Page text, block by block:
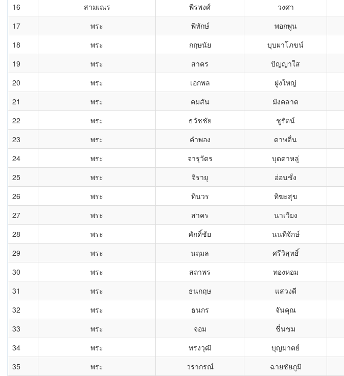
16
สามเณร พีรพงศ์ วงศา
17
พระ พิทักษ์ พอกพูน
18
พระ กฤษนัย บุบผาโภขน์
19
พระ สาคร ปัญญาใส
20
พระ เอกพล ฝูงใหญ่
21
พระ คมสัน มังคลาด
22
พระ ธวัชชัย ชูรัตน์
23
พระ คำพอง ดาษดื่น
24
พระ จารุวัตร บุดดาหลู่
25
พระ จิรายุ อ่อนชั่ง
26
พระ ทินวร ทิฆะสุข
27
พระ สาคร นาเวียง
28
พระ ศักดิ์ชัย นนทีจักษ์
29
พระ นฤมล ศรีวิสุทธิ์
30
พระ สถาพร ทองหอม
31
พระ ธนกฤษ แสวงดี
32
พระ ธนกร จันคุณ
33
พระ จอม ชื่นชม
34
พระ ทรงวุฒิ บุญมาตย์
35
พระ วรากรณ์ ฉายชัยภูมิ